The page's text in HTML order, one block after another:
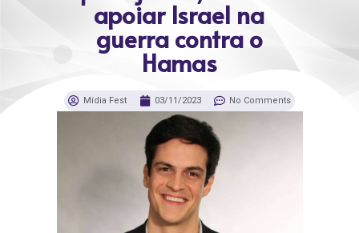
apoiar Israel na
guerra contra o
Hamas
Mídia Fest 03/11/2023 No Comments